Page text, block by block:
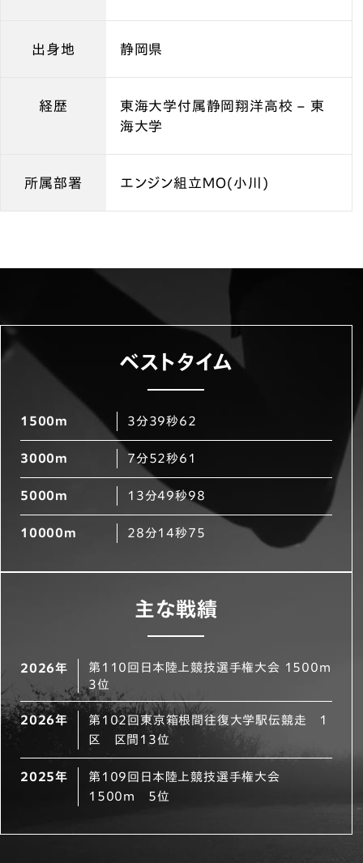
出身地 静岡県
経歴
東海大学付属静岡翔洋高校 – 東
海大学
所属部署 エンジン組立ＭＯ(小川)
ベストタイム
1500m 3分39秒62
3000m 7分52秒61
5000m 13分49秒98
10000m 28分14秒75
主な戦績
2026年
第110回日本陸上競技選手権大会 1500m
3位
2026年
第102回東京箱根間往復大学駅伝競走 1
区 区間13位
2025年
第109回日本陸上競技選手権大会
1500m 5位